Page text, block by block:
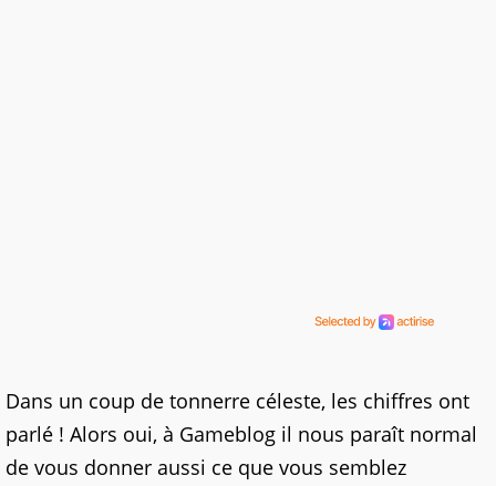
Dans un coup de tonnerre céleste, les chiffres ont
parlé ! Alors oui, à Gameblog il nous paraît normal
de vous donner aussi ce que vous semblez